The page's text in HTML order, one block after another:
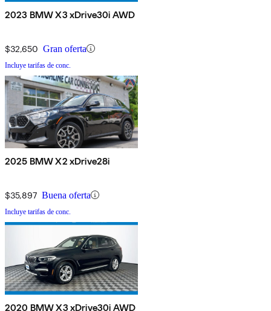
2023 BMW X3 xDrive30i AWD
$32,650 Gran oferta
Incluye tarifas de conc.
2025 BMW X2 xDrive28i
$35,897 Buena oferta
Incluye tarifas de conc.
2020 BMW X3 xDrive30i AWD